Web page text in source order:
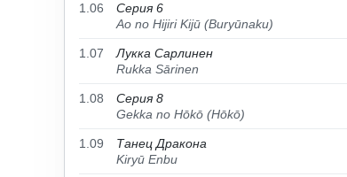
1.06
Серия 6
Ao no Hijiri Kijū (Buryūnaku)
1.07
Лукка Сарлинен
Rukka Sārinen
1.08
Серия 8
Gekka no Hōkō (Hōkō)
1.09
Танец Дракона
Kiryū Enbu